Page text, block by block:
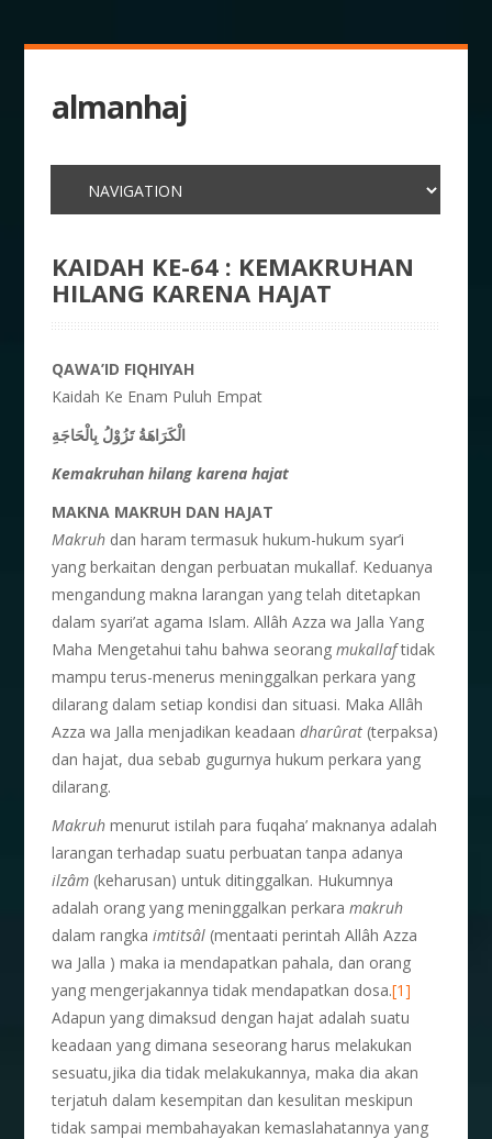
almanhaj
KAIDAH KE-64 : KEMAKRUHAN
HILANG KARENA HAJAT
QAWA’ID FIQHIYAH
Kaidah Ke Enam Puluh Empat
الْكَرَاهَةُ تَزُوْلُ بِالْحَاجَةِ
Kemakruhan hilang karena hajat
MAKNA MAKRUH DAN HAJAT
Makruh dan haram termasuk hukum-hukum syar’i
yang berkaitan dengan perbuatan mukallaf. Keduanya
mengandung makna larangan yang telah ditetapkan
dalam syari’at agama Islam. Allâh Azza wa Jalla Yang
Maha Mengetahui tahu bahwa seorangmukallaftidak
mampu terus-menerus meninggalkan perkara yang
dilarang dalam setiap kondisi dan situasi. Maka Allâh
Azza wa Jalla menjadikan keadaandharûrat (terpaksa)
dan hajat, dua sebab gugurnya hukum perkara yang
dilarang.
Makruh menurut istilah para fuqaha’ maknanya adalah
larangan terhadap suatu perbuatan tanpa adanya
ilzâm (keharusan) untuk ditinggalkan. Hukumnya
adalah orang yang meninggalkan perkaramakruh
dalam rangkaimtitsâl (mentaati perintah Allâh Azza
wa Jalla ) maka ia mendapatkan pahala, dan orang
yang mengerjakannya tidak mendapatkan dosa.[1]
Adapun yang dimaksud dengan hajat adalah suatu
keadaan yang dimana seseorang harus melakukan
sesuatu,jika dia tidak melakukannya, maka dia akan
terjatuh dalam kesempitan dan kesulitan meskipun
tidak sampai membahayakan kemaslahatannya yang